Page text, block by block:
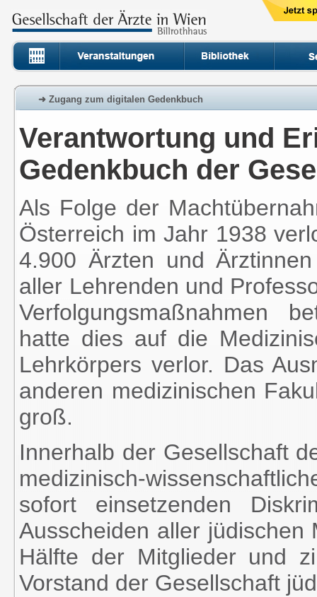
➜ Zugang zum digitalen Gedenkbuch
Verantwortung und
Gedenkbuch der
Als Folge der
Österreich im Jahr 1938
4.900 Ärzten und
aller Lehrenden und
Verfolgungsmaßnahmen
hatte dies auf die
Lehrkörpers verlor. Das
anderen medizinischen
groß.
Innerhalb der Gesellschaft
medizinisch-
sofort einsetzenden
Ausscheiden aller
Hälfte der Mitglieder und
Vorstand der Gesellschaft